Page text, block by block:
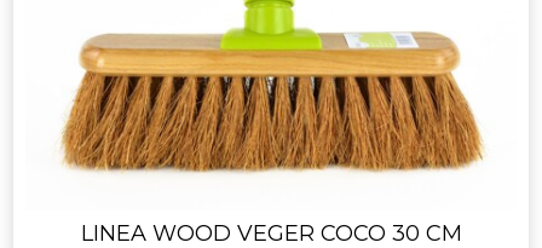
LINEA WOOD VEGER COCO 30 CM